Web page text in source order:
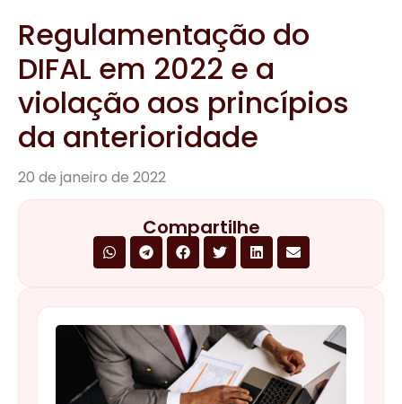
Regulamentação do
DIFAL em 2022 e a
violação aos princípios
da anterioridade
20 de janeiro de 2022
Compartilhe